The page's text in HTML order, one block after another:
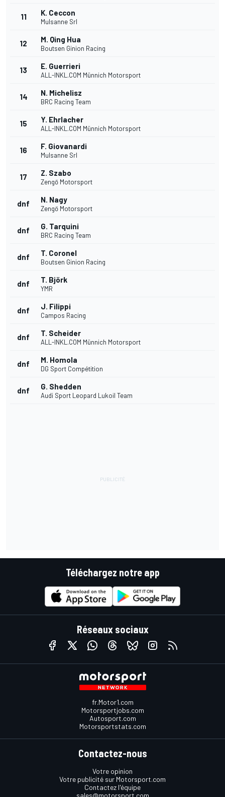
11 K. Ceccon
Mulsanne Srl
12 M. Qing Hua
Boutsen Ginion Racing
13 E. Guerrieri
ALL-INKL.COM Münnich Motorsport
14 N. Michelisz
BRC Racing Team
15 Y. Ehrlacher
ALL-INKL.COM Münnich Motorsport
16 F. Giovanardi
Mulsanne Srl
17 Z. Szabo
Zengő Motorsport
dnf N. Nagy
Zengő Motorsport
dnf G. Tarquini
BRC Racing Team
dnf T. Coronel
Boutsen Ginion Racing
dnf T. Björk
YMR
dnf J. Filippi
Campos Racing
dnf T. Scheider
ALL-INKL.COM Münnich Motorsport
dnf M. Homola
DG Sport Compétition
dnf G. Shedden
Audi Sport Leopard Lukoil Team
Téléchargez notre app
Réseaux sociaux
fr.Motor1.com
Motorsportjobs.com
Autosport.com
Motorsportstats.com
Contactez-nous
Votre opinion
Votre publicité sur Motorsport.com
Contactez l'équipe
sales@motorsport.com